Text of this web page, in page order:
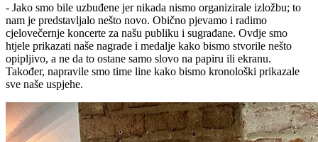
- Jako smo bile uzbuđene jer nikada nismo organizirale izložbu; to
nam je predstavljalo nešto novo. Obično pjevamo i radimo
cjelovečernje koncerte za našu publiku i sugrađane. Ovdje smo
htjele prikazati naše nagrade i medalje kako bismo stvorile nešto
opipljivo, a ne da to ostane samo slovo na papiru ili ekranu.
Također, napravile smo time line kako bismo kronološki prikazale
sve naše uspjehe.